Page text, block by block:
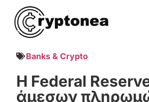
Banks & Crypto
Η Federal
άμεσων